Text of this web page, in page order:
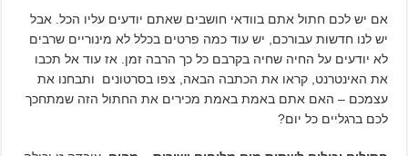
אם יש לכם חתול אתם בוודאי חושבים שאתם יודעים עליו הכל. אבל
יש לנו חדשות עבורכם, יש עוד כמה פרטים בכלל לא מינוריים שרבים
לא יודעים על החיה שחיה בקרבם כל כך הרבה זמן. אז עוד אל תכבו
את האינטרנט, קראו את הכתבה הבאה, צפו בסרטונים ותבחנו את
עצמכם – האם אתם באמת באמת מכירים את החתול הזה שמתחכך
לכם ברגליים כל יום?